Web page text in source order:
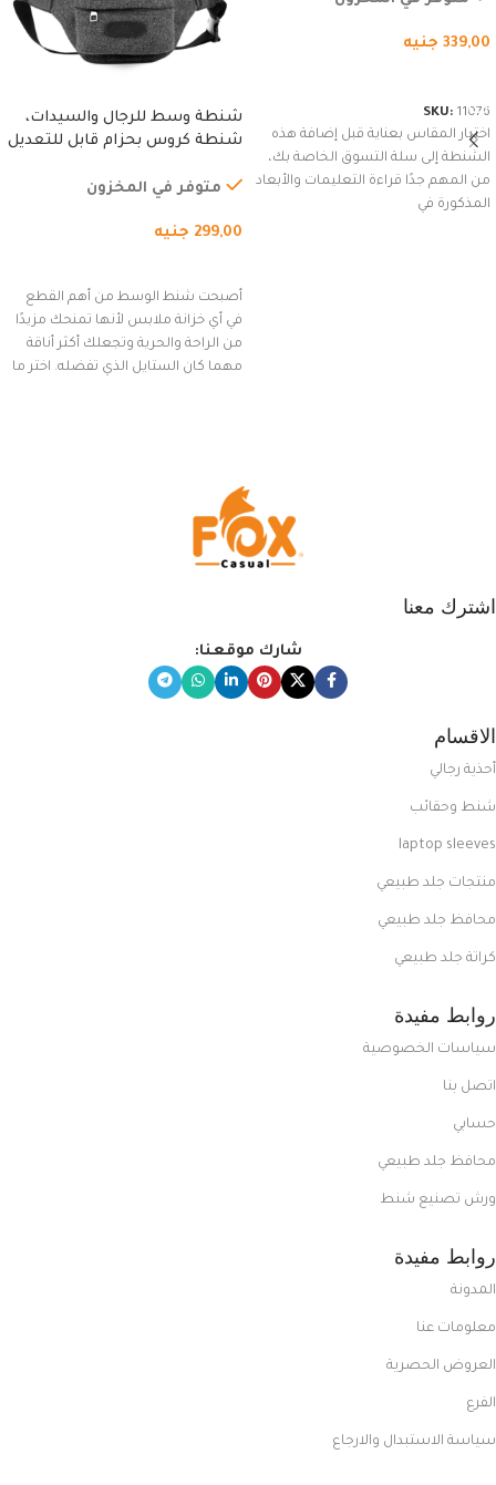
339,00 جنيه
SKU: 11076
اختيار المقاس بعناية قبل إضافة هذه
الشنطة إلى سلة التسوق الخاصة بك،
من المهم جدًا قراءة التعليمات والأبعاد
المذكورة في
شنطة وسط للرجال والسيدات،
شنطة كروس بحزام قابل للتعديل
السفر، الجري العادي، المشي
(رمادي)
متوفر في المخزون
299,00 جنيه
أصبحت شنط الوسط من أهم القطع
في أي خزانة ملابس لأنها تمنحك مزيدًا
من الراحة والحرية وتجعلك أكثر أناقة
مهما كان الستايل الذي تفضله. اختر ما
اشترك معنا
شارك موقعنا:
الاقسام
أحذية رجالي
شنط وحقائب
laptop sleeves
منتجات جلد طبيعي
محافظ جلد طبيعي
كراتة جلد طبيعي
روابط مفيدة
سياسات الخصوصية
اتصل بنا
حسابي
محافظ جلد طبيعي
ورش تصنيع شنط
روابط مفيدة
المدونة
معلومات عنا
العروض الحصرية
الفرع
سياسة الاستبدال والارجاع